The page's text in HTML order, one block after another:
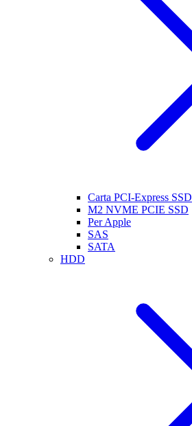
Carta PCI-Express SSD
M2 NVME PCIE SSD
Per Apple
SAS
SATA
HDD